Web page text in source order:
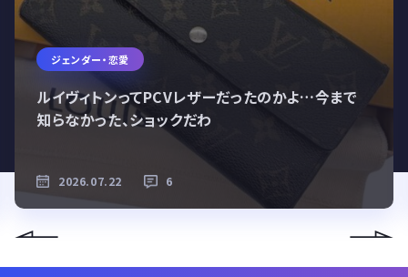
ジェンダー・恋愛
ルイヴィトンってPCVレザーだったのかよ…今まで
知らなかった、ショックだわ
2026.07.22 6